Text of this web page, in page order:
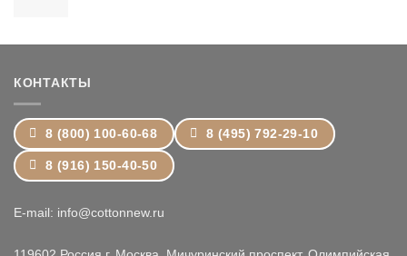
–
КОНТАКТЫ
8 (800) 100-60-68 8 (495) 792-29-10
8 (916) 150-40-50
E-mail: info@cottonnew.ru